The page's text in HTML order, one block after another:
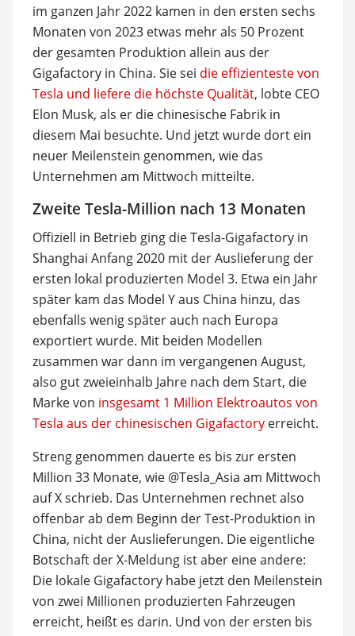
im ganzen Jahr 2022 kamen in den ersten sechs
Monaten von 2023 etwas mehr als 50 Prozent
der gesamten Produktion allein aus der
Gigafactory in China. Sie sei die effizienteste von
Tesla und liefere die höchste Qualität, lobte CEO
Elon Musk, als er die chinesische Fabrik in
diesem Mai besuchte. Und jetzt wurde dort ein
neuer Meilenstein genommen, wie das
Unternehmen am Mittwoch mitteilte.
Zweite Tesla-Million nach 13 Monaten
Offiziell in Betrieb ging die Tesla-Gigafactory in
Shanghai Anfang 2020 mit der Auslieferung der
ersten lokal produzierten Model 3. Etwa ein Jahr
später kam das Model Y aus China hinzu, das
ebenfalls wenig später auch nach Europa
exportiert wurde. Mit beiden Modellen
zusammen war dann im vergangenen August,
also gut zweieinhalb Jahre nach dem Start, die
Marke von insgesamt 1 Million Elektroautos von
Tesla aus der chinesischen Gigafactoryerreicht.
Streng genommen dauerte es bis zur ersten
Million 33 Monate, wie @Tesla_Asia am Mittwoch
auf X schrieb. Das Unternehmen rechnet also
offenbar ab dem Beginn der Test-Produktion in
China, nicht der Auslieferungen. Die eigentliche
Botschaft der X-Meldung ist aber eine andere:
Die lokale Gigafactory habe jetzt den Meilenstein
von zwei Millionen produzierten Fahrzeugen
erreicht, heißt es darin. Und von der ersten bis